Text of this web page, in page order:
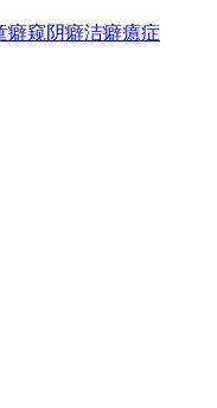
癖窥阴癖洁癖癔症